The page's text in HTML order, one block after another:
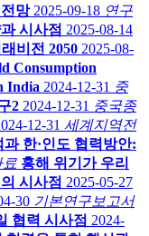
망 2025-09-18 연구
시사점 2025-08-14
비전 2050 2025-08-
Consumption
India 2024-12-31 중
2 2024-12-31 중국종
12-31 세계지역전
한·인도 협력방안:
료 홍해 위기가 우리
시사점 2025-05-27
30 기본연구보고서
협력 시사점 2024-